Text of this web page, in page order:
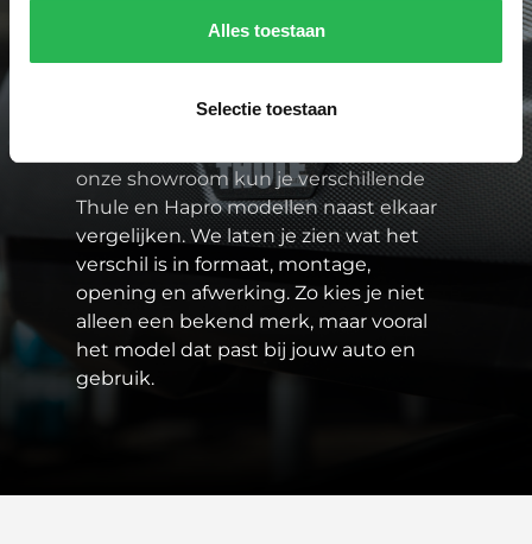
Alles toestaan
Selectie toestaan
merken waarbij pasvorm, veiligheid en
gebruiksgemak goed op elkaar
je waardevolle spullen op het dak
onze showroom kun je verschillende
Thule en Hapro modellen naast elkaar
vergelijken. We laten je zien wat het
verschil is in formaat, montage,
opening en afwerking. Zo kies je niet
alleen een bekend merk, maar vooral
het model dat past bij jouw auto en
gebruik.